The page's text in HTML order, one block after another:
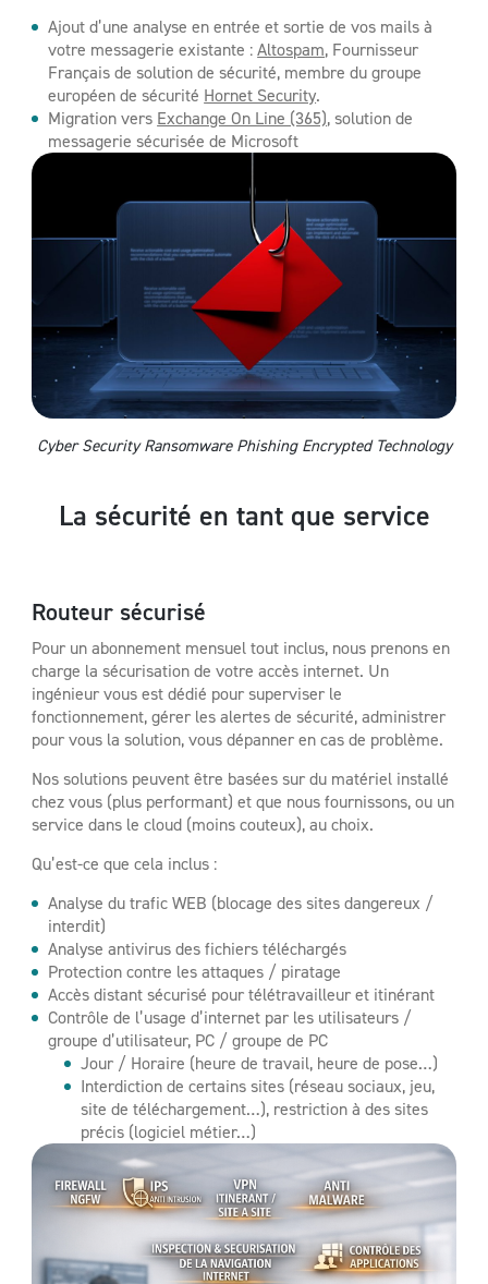
Ajout d’une analyse en entrée et sortie de vos mails à
votre messagerie existante :Altospam, Fournisseur
Français de solution de sécurité, membre du groupe
européen de sécurité Hornet Security.
Migration vers Exchange On Line (365), solution de
messagerie sécurisée de Microsoft
Cyber Security Ransomware Phishing Encrypted Technology
La sécurité en tant que service
Routeur sécurisé
Pour un abonnement mensuel tout inclus, nous prenons en
charge la sécurisation de votre accès internet. Un
ingénieur vous est dédié pour superviser le
fonctionnement, gérer les alertes de sécurité, administrer
pour vous la solution, vous dépanner en cas de problème.
Nos solutions peuvent être basées sur du matériel installé
chez vous (plus performant) et que nous fournissons, ou un
service dans le cloud (moins couteux), au choix.
Qu’est-ce que cela inclus :
Analyse du trafic WEB (blocage des sites dangereux /
interdit)
Analyse antivirus des fichiers téléchargés
Protection contre les attaques / piratage
Accès distant sécurisé pour télétravailleur et itinérant
Contrôle de l’usage d’internet par les utilisateurs /
groupe d’utilisateur, PC / groupe de PC
Jour / Horaire (heure de travail, heure de pose…)
Interdiction de certains sites (réseau sociaux, jeu,
site de téléchargement…), restriction à des sites
précis (logiciel métier…)